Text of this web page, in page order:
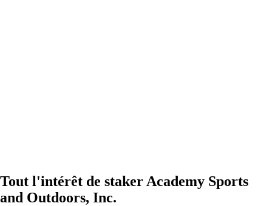
Tout l'intérêt de staker Academy Sports
and Outdoors, Inc.